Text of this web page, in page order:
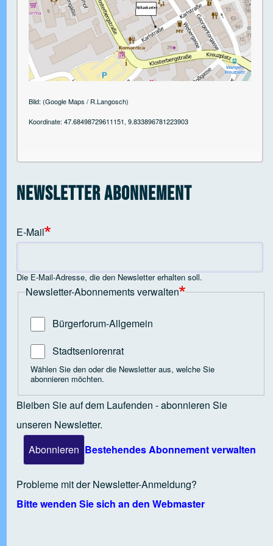
Open tab vvja-pane-41818897-1-pane
Open tab vvja-pane-41818897-2-pane
Open tab vvja-pane-41818897-3-pane
Open tab vvja-pane-41818897-4-pane
Open tab vvja-pane-41818897-5-pane
Open tab vvja-pane-41818897-6-pane
Open tab vvja-pane-41818897-7-pane
Open tab vvja-pane-41818897-8-pane
Open tab vvja-pane-41818897-9-pane
Open tab vvja-pane-41818897-10-pane
Open tab vvja-pane-41818897-11-pane
Open tab vvja-pane-41818897-12-pane
Bild: (Google Maps / R.Langosch)
Koordinate: 47.68498729611151, 9.833896781223903
Newsletter Abonnement
E-Mail
Die E-Mail-Adresse, die den Newsletter erhalten soll.
Newsletter-Abonnements verwalten
Bürgerforum-Allgemein
Stadtseniorenrat
Wählen Sie den oder die Newsletter aus, welche Sie
abonnieren möchten.
Bleiben Sie auf dem Laufenden - abonnieren Sie
unseren Newsletter.
Bestehendes Abonnement verwalten
Probleme mit der Newsletter-Anmeldung?
Bitte wenden Sie sich an den Webmaster